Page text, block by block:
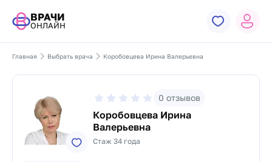
ВРАЧИ
ОНЛАЙН
Главная Выбрать врача Коробовцева Ирина Валерьевна
0 отзывов
Коробовцева Ирина
Валерьевна
Стаж 34 года